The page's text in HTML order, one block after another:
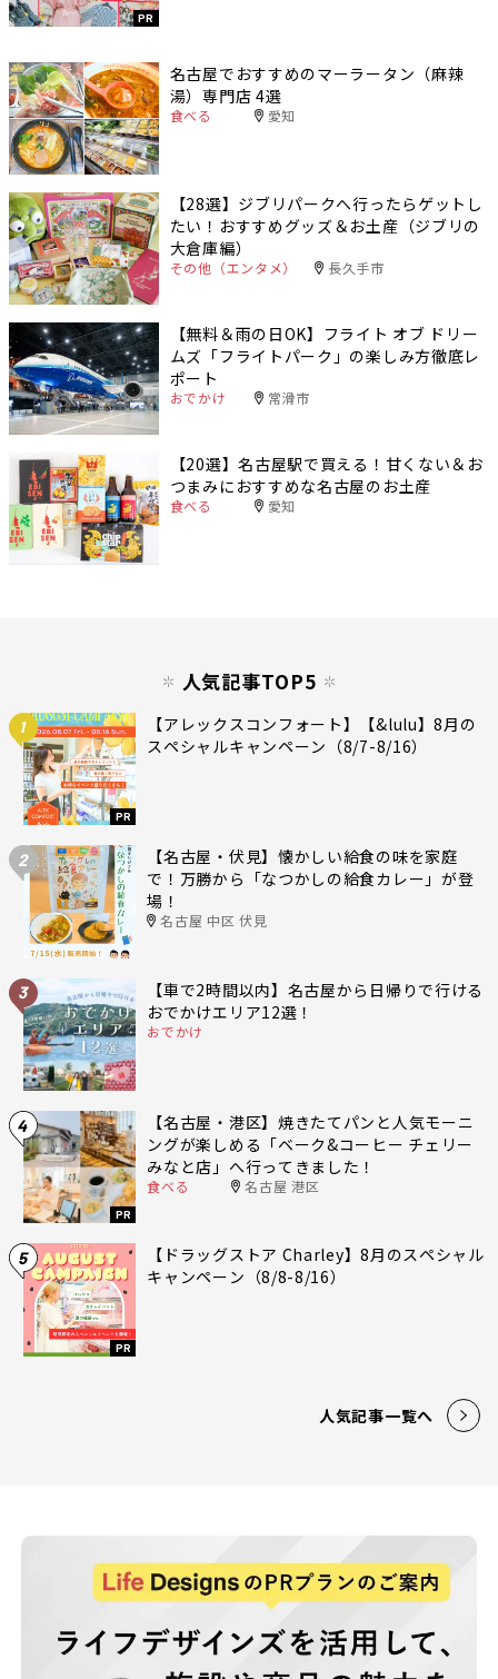
PR
名古屋でおすすめのマーラータン（麻辣
湯）専門店 4選
食べる 愛知
【28選】ジブリパークへ行ったらゲットし
たい！おすすめグッズ＆お土産（ジブリの
大倉庫編）
その他（エンタメ） 長久手市
【無料＆雨の日OK】フライト オブ ドリー
ムズ「フライトパーク」の楽しみ方徹底レ
ポート
おでかけ 常滑市
【20選】名古屋駅で買える！甘くない＆お
つまみにおすすめな名古屋のお土産
食べる 愛知
人気記事TOP5
1
PR
【アレックスコンフォート】【&lulu】8月の
スペシャルキャンペーン（8/7-8/16）
2
【名古屋・伏見】懐かしい給食の味を家庭
で！万勝から「なつかしの給食カレー」が登
場！
名古屋 中区 伏見
3
【車で2時間以内】名古屋から日帰りで行ける
おでかけエリア12選！
おでかけ
4
PR
【名古屋・港区】焼きたてパンと人気モーニ
ングが楽しめる「ベーク&コーヒー チェリー
みなと店」へ行ってきました！
食べる 名古屋 港区
5
PR
【ドラッグストア Charley】8月のスペシャル
キャンペーン（8/8-8/16）
人気記事一覧へ